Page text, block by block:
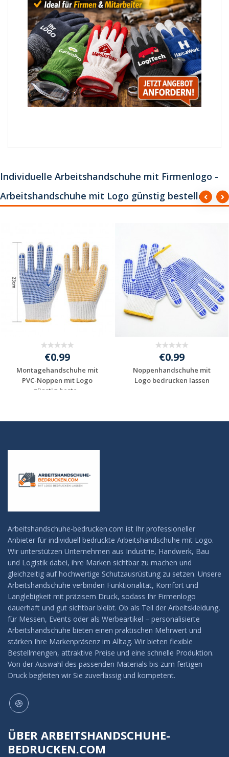
Individuelle Arbeitshandschuhe mit Firmenlogo -
Arbeitshandschuhe mit Logo günstig bestellen
€0.99
Montagehandschuhe mit
PVC-Noppen mit Logo
günstig beste...
€0.99
Noppenhandschuhe mit
Logo bedrucken lassen
Arbeitshandschuhe-bedrucken.com ist Ihr professioneller
Anbieter für individuell bedruckte Arbeitshandschuhe mit Logo.
Wir unterstützen Unternehmen aus Industrie, Handwerk, Bau
und Logistik dabei, ihre Marken sichtbar zu machen und
gleichzeitig auf hochwertige Schutzausrüstung zu setzen. Unsere
Arbeitshandschuhe verbinden Funktionalität, Komfort und
Langlebigkeit mit präzisem Druck, sodass Ihr Firmenlogo
dauerhaft und gut sichtbar bleibt. Ob als Teil der Arbeitskleidung,
für Messen, Events oder als Werbeartikel – personalisierte
Arbeitshandschuhe bieten einen praktischen Mehrwert und
stärken Ihre Markenpräsenz im Alltag. Wir bieten flexible
Bestellmengen, attraktive Preise und eine schnelle Produktion.
Von der Auswahl des passenden Materials bis zum fertigen
Druck begleiten wir Sie zuverlässig und kompetent.
ÜBER ARBEITSHANDSCHUHE-
BEDRUCKEN.COM